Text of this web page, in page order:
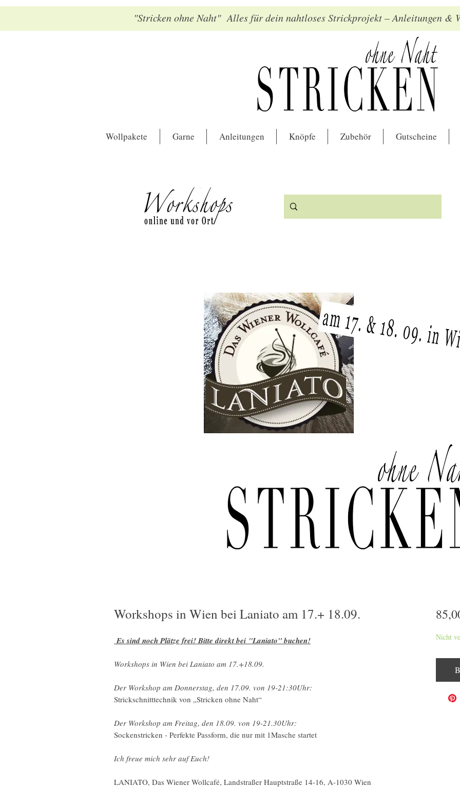
"Stricken ohne Naht" Alles für dein nahtloses Strickprojekt – Anleitungen &
Wollpakete Garne Anleitungen Knöpfe Zubehör Gutscheine
Workshops in Wien bei Laniato am 17.+ 18.09.
Es sind noch Plätze frei! Bitte direkt bei "Laniato" buchen!
Workshops in Wien bei Laniato am 17.+18.09.
Der Workshop am Donnerstag, den 17.09. von 19-21:30Uhr:
Strickschnitttechnik von „Stricken ohne Naht“
Der Workshop am Freitag, den 18.09. von 19-21.30Uhr:
Sockenstricken - Perfekte Passform, die nur mit 1Masche startet
Ich freue mich sehr auf Euch!
LANIATO, Das Wiener Wollcafé, Landstraßer Hauptstraße 14-16, A-1030 Wien
Nicht